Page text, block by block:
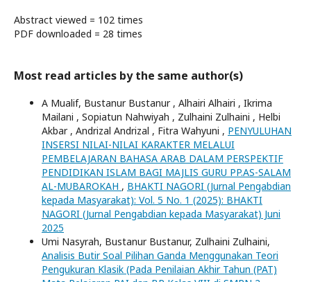
Abstract viewed = 102 times
PDF downloaded = 28 times
Most read articles by the same author(s)
A Mualif, Bustanur Bustanur , Alhairi Alhairi , Ikrima
Mailani , Sopiatun Nahwiyah , Zulhaini Zulhaini , Helbi
Akbar , Andrizal Andrizal , Fitra Wahyuni , PENYULUHAN
INSERSI NILAI-NILAI KARAKTER MELALUI
PEMBELAJARAN BAHASA ARAB DALAM PERSPEKTIF
PENDIDIKAN ISLAM BAGI MAJLIS GURU PP.AS-SALAM
AL-MUBAROKAH , BHAKTI NAGORI (Jurnal Pengabdian
kepada Masyarakat): Vol. 5 No. 1 (2025): BHAKTI
NAGORI (Jurnal Pengabdian kepada Masyarakat) Juni
2025
Umi Nasyrah, Bustanur Bustanur, Zulhaini Zulhaini,
Analisis Butir Soal Pilihan Ganda Menggunakan Teori
Pengukuran Klasik (Pada Penilaian Akhir Tahun (PAT)